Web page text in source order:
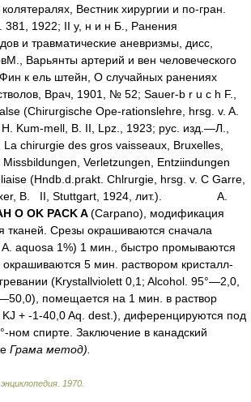
Вестник хирургии и по-гран.
381, 1922; II у, н и н Б., Ранения
и травматические аневризмы, дисс,
Варьянты артерий и вен человеческого
к ель штейн, О случайных ранениях
Врач, 1901, № 52; Sauer-b r u с h F.,
(Chirurgische Ope-rationslehre, hrsg. v. A.
Kum-mell, B. II, Lpz., 1923; рус. изд.—Л.,
chirurgie des gros vaisseaux, Bruxelles,
Missbildungen, Verletzungen, Entziindungen
(Hndb.d.prakt. Chlrurgie, hrsg. v. С Garre,
B. II, Stuttgart, 1924, лит.).
А.
О OK PACK A(Carpano), модификация
тканей. Срезы окрашиваются сначала
aquosa 1%) 1 мин., быстро промываются
5 мин. раствором кристалл-
(Krystallviolett 0,1; Alcohol. 95°—2,0,
помещается на 1 мин. в раствор
+ -1-40,0 Aq. dest.), диференцируются под
ном спирте. Заключение в канадский
Грама метод).
. 1970.